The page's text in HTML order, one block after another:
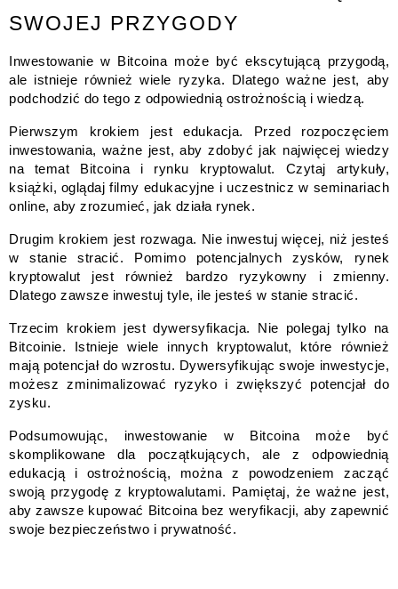
SWOJEJ PRZYGODY
Inwestowanie w Bitcoina może być ekscytującą przygodą,
ale istnieje również wiele ryzyka. Dlatego ważne jest, aby
podchodzić do tego z odpowiednią ostrożnością i wiedzą.
Pierwszym krokiem jest edukacja. Przed rozpoczęciem
inwestowania, ważne jest, aby zdobyć jak najwięcej wiedzy
na temat Bitcoina i rynku kryptowalut. Czytaj artykuły,
książki, oglądaj filmy edukacyjne i uczestnicz w seminariach
online, aby zrozumieć, jak działa rynek.
Drugim krokiem jest rozwaga. Nie inwestuj więcej, niż jesteś
w stanie stracić. Pomimo potencjalnych zysków, rynek
kryptowalut jest również bardzo ryzykowny i zmienny.
Dlatego zawsze inwestuj tyle, ile jesteś w stanie stracić.
Trzecim krokiem jest dywersyfikacja. Nie polegaj tylko na
Bitcoinie. Istnieje wiele innych kryptowalut, które również
mają potencjał do wzrostu. Dywersyfikując swoje inwestycje,
możesz zminimalizować ryzyko i zwiększyć potencjał do
zysku.
Podsumowując, inwestowanie w Bitcoina może być
skomplikowane dla początkujących, ale z odpowiednią
edukacją i ostrożnością, można z powodzeniem zacząć
swoją przygodę z kryptowalutami. Pamiętaj, że ważne jest,
aby zawsze kupować Bitcoina bez weryfikacji, aby zapewnić
swoje bezpieczeństwo i prywatność.